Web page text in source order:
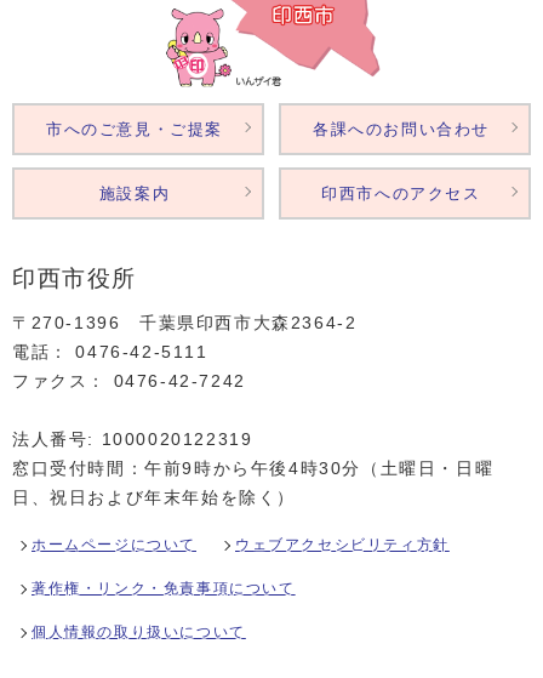
印西市役所
〒270-1396 千葉県印西市大森2364‐2
電話： 0476‐42‐5111
ファクス： 0476‐42‐7242
法人番号: 1000020122319
窓口受付時間：午前9時から午後4時30分（土曜日・日曜
日、祝日および年末年始を除く）
ホームページについて ウェブアクセシビリティ方針
著作権・リンク・免責事項について
個人情報の取り扱いについて
市へのご意見・ご提案 各課へのお問い合わせ
施設案内 印西市へのアクセス